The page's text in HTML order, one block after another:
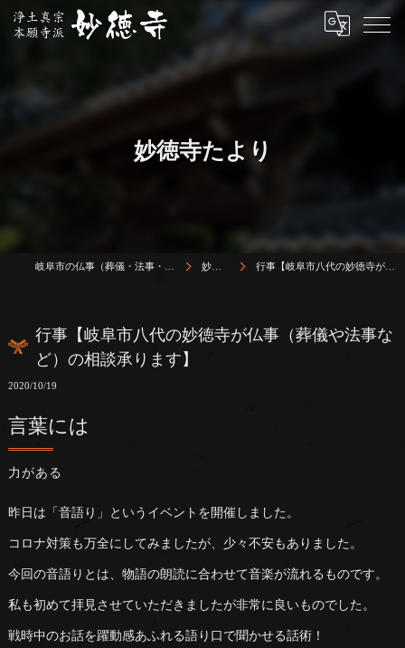
妙徳寺たより
妙徳寺たより 行事【岐阜市八代の妙徳寺が仏事（葬儀や法事など）の相談承ります】
行事【岐阜市八代の妙徳寺が仏事（葬儀や法事な
ど）の相談承ります】
2020/10/19
力がある
言葉には
昨日は「音語り」というイベントを開催しました。
コロナ対策も万全にしてみましたが、少々不安もありました。
今回の音語りとは、物語の朗読に合わせて音楽が流れるものです。
私も初めて拝見させていただきましたが非常に良いものでした。
戦時中のお話を躍動感あふれる語り口で聞かせる話術！